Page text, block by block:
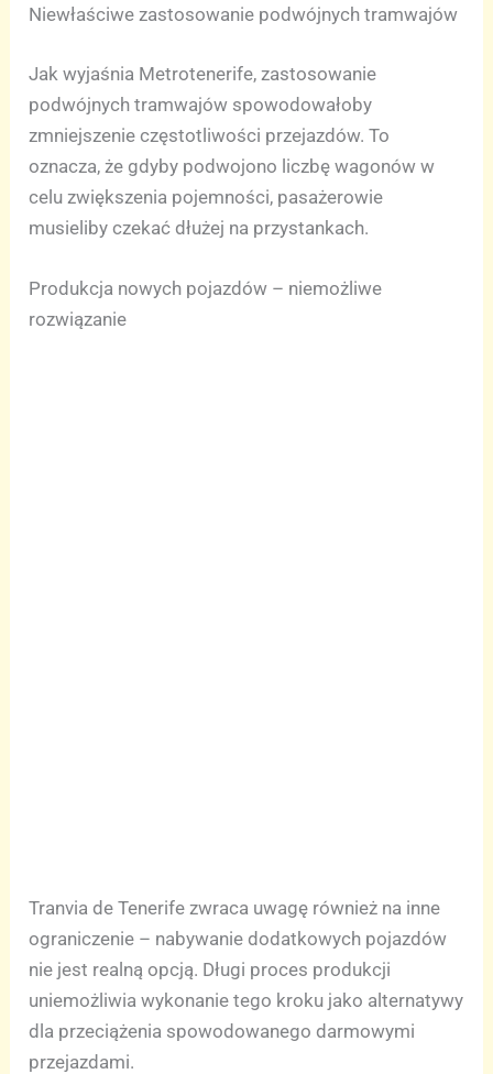
Niewłaściwe zastosowanie podwójnych tramwajów
Jak wyjaśnia Metrotenerife, zastosowanie
podwójnych tramwajów spowodowałoby
zmniejszenie częstotliwości przejazdów. To
oznacza, że gdyby podwojono liczbę wagonów w
celu zwiększenia pojemności, pasażerowie
musieliby czekać dłużej na przystankach.
Produkcja nowych pojazdów – niemożliwe
rozwiązanie
Tranvia de Tenerife zwraca uwagę również na inne
ograniczenie – nabywanie dodatkowych pojazdów
nie jest realną opcją. Długi proces produkcji
uniemożliwia wykonanie tego kroku jako alternatywy
dla przeciążenia spowodowanego darmowymi
przejazdami.